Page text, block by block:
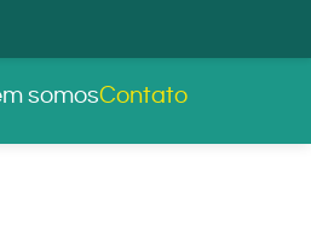
somosContato